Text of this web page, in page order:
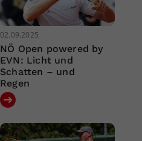
02.09.2025
NÖ Open powered by
EVN: Licht und
Schatten – und
Regen